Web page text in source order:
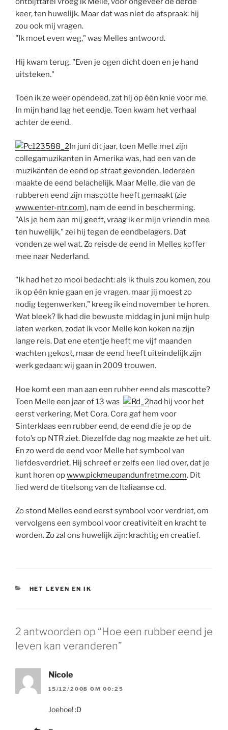
keer, ten huwelijk. Maar dat was niet de afspraak: hij
zou ook mij vragen.
"Ik moet even weg," was Melles antwoord.
Hij kwam terug. "Even je ogen dicht doen en je hand
uitsteken."
Toen ik ze weer opendeed, zat hij op één knie voor me.
In mijn hand lag het eendje. Toen kwam het verhaal
achter de eend.
In juni dit jaar, toen Melle met zijn
collegamuzikanten in Amerika was, had een van de
muzikanten de eend op straat gevonden. Iedereen
maakte de eend belachelijk. Maar Melle, die van de
rubberen eend zijn mascotte heeft gemaakt (zie
www.enter-ntr.com), nam de eend in bescherming.
"Als je hem aan mij geeft, vraag ik er mijn vriendin mee
ten huwelijk," zei hij tegen de eendbelagers. Dat
vonden ze wel wat. Zo reisde de eend in Melles koffer
mee naar Nederland.
"Ik had het zo mooi bedacht: als ik thuis zou komen, zou
ik op één knie gaan en je vragen, maar jij moest zo
nodig tegenwerken," kreeg ik eind november te horen.
Wat bleek? Ik had die bewuste middag in juni mijn hulp
laten werken, zodat ik voor Melle kon koken na zijn
lange reis. Dat ene etentje heeft me vijf maanden
wachten gekost, maar de eend heeft uiteindelijk zijn
werk gedaan: wij gaan in 2009 trouwen.
Hoe komt een man aan een rubber eend als mascotte?
Toen Melle een jaar of 13 was,
had hij voor het
eerst verkering. Met Cora. Cora gaf hem voor
Sinterklaas een rubber eend, de eend die je op de
foto’s op NTR ziet. Diezelfde dag nog maakte ze het uit.
En zo werd de eend voor Melle het symbool van
liefdesverdriet. Hij schreef er zelfs een lied over, dat je
kunt horen opwww.pickmeupandunfretme.com. Dit
lied werd de titelsong van de Italiaanse cd.
Zo stond Melles eend eerst symbool voor verdriet, om
vervolgens een symbool voor creativiteit en kracht te
worden. Zo zal ons huwelijk zijn: krachtig en creatief.
CATEGORIEËN
HET LEVEN EN IK
2 antwoorden op “Hoe een rubber eend je
leven kan veranderen”
Nicole
15/12/2008 OM 00:25
Joehoe! :D